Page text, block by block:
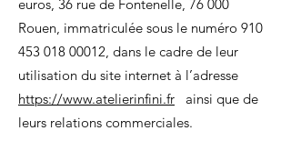
euros, 36 rue de Fontenelle, 76 000
Rouen, immatriculée sous le numéro 910
453 018 00012, dans le cadre de leur
utilisation du site internet à l’adresse
https://www.atelierinfini.fr ainsi que de
leurs relations commerciales.